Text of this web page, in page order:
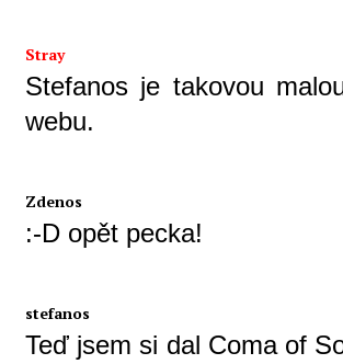
Stray
Stefanos je takovou
webu.
Zdenos
:-D opět pecka!
stefanos
Teď jsem si dal Coma of